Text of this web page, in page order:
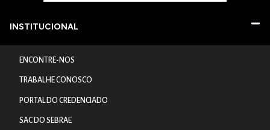
INSTITUCIONAL
ENCONTRE-NOS
TRABALHE CONOSCO
PORTAL DO CREDENCIADO
SAC DO SEBRAE